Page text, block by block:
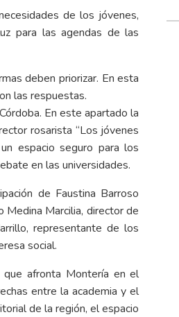
de los jóvenes,
para las agendas de las
deben priorizar. En esta
las respuestas.
En este apartado la
rosarista “Los jóvenes
espacio seguro para los
en las universidades.
de Faustina Barroso
Medina Marcilia, director de
representante de los
social.
afronta Montería en el
entre la academia y el
de la región, el espacio